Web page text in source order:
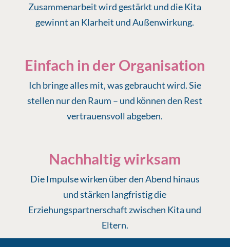
Zusammenarbeit wird gestärkt und die Kita
gewinnt an Klarheit und Außenwirkung.
Einfach in der Organisation
Ich bringe alles mit, was gebraucht wird. Sie
stellen nur den Raum – und können den Rest
vertrauensvoll abgeben.
Nachhaltig wirksam
Die Impulse wirken über den Abend hinaus
und stärken langfristig die
Erziehungspartnerschaft zwischen Kita und
Eltern.